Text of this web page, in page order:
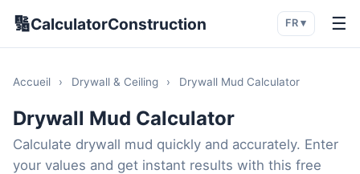
🔢CalculatorConstruction FR ▾ ☰
Accueil › Drywall & Ceiling › Drywall Mud Calculator
Drywall Mud Calculator
Calculate drywall mud quickly and accurately. Enter
your values and get instant results with this free